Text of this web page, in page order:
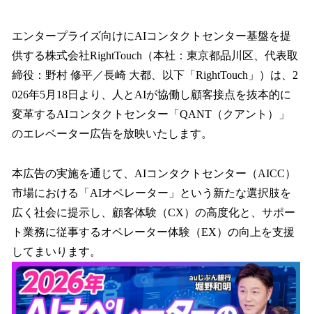
！
数
を
読
み
込
み
中
す
エンタープライズ向けにAIコンタクトセンター基盤を提
供する株式会社RightTouch（本社：東京都品川区、代表取
締役：野村 修平／長崎 大都、以下「RightTouch」）は、2
026年5月18日より、人とAIが協働し顧客接点を抜本的に
変革するAIコンタクトセンター「QANT（クアント）」
のエレベーター広告を放映いたします。
本広告の実施を通じて、AIコンタクトセンター（AICC）
市場における「AIオペレーター」という新たな選択肢を
広く社会に提示し、顧客体験（CX）の高度化と、サポー
ト業務に従事するオペレーター体験（EX）の向上を支援
してまいります。